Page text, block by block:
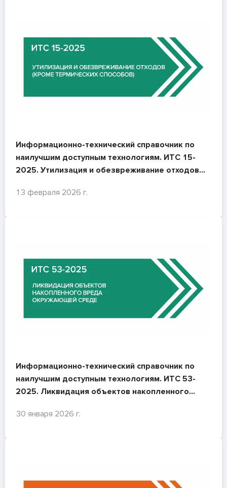
Информационно-технический справочник по
наилучшим доступным технологиям. ИТС 15-
2025. Утилизация и обезвреживание отходов
13 февраля 2026 г.
Информационно-технический справочник по
наилучшим доступным технологиям. ИТС 53-
2025. Ликвидация объектов накопленного
30 января 2026 г.